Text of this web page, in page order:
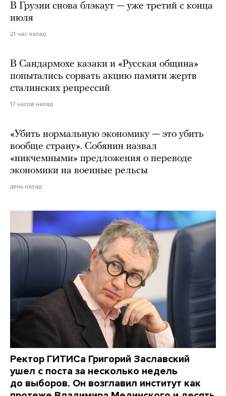
В Грузии снова блэкаут — уже третий с конца
июля
21 час назад
В Сандармохе казаки и «Русская община»
попытались сорвать акцию памяти жертв
сталинских репрессий
17 часов назад
«Убить нормальную экономику — это убить
вообще страну». Собянин назвал
«никчемными» предложения о переводе
экономики на военные рельсы
день назад
Ректор ГИТИСа Григорий Заславский
ушел с поста за несколько недель
до выборов. Он возглавил институт как